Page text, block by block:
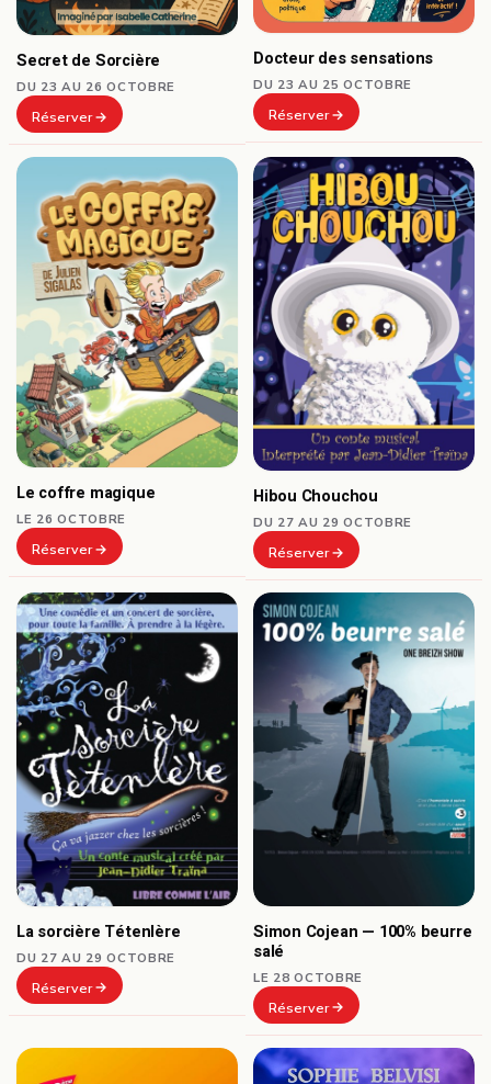
Secret de Sorcière
DU 23 AU 26 OCTOBRE
Réserver
Docteur des sensations
DU 23 AU 25 OCTOBRE
Réserver
Le coffre magique
LE 26 OCTOBRE
Réserver
Hibou Chouchou
DU 27 AU 29 OCTOBRE
Réserver
La sorcière Tétenlère
DU 27 AU 29 OCTOBRE
Réserver
Simon Cojean — 100% beurre
salé
LE 28 OCTOBRE
Réserver